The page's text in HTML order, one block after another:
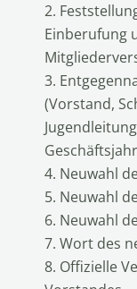
Einberufung
(Vorstand,
Neuwahl
Neuwahl
Neuwahl
Wort des
Offizielle